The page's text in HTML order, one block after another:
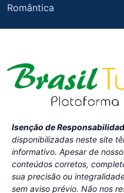
Romântica
Isenção de
disponibilizadas neste site
informativo. Apesar de
conteúdos corretos,
sua precisão ou
sem aviso prévio. Não nos